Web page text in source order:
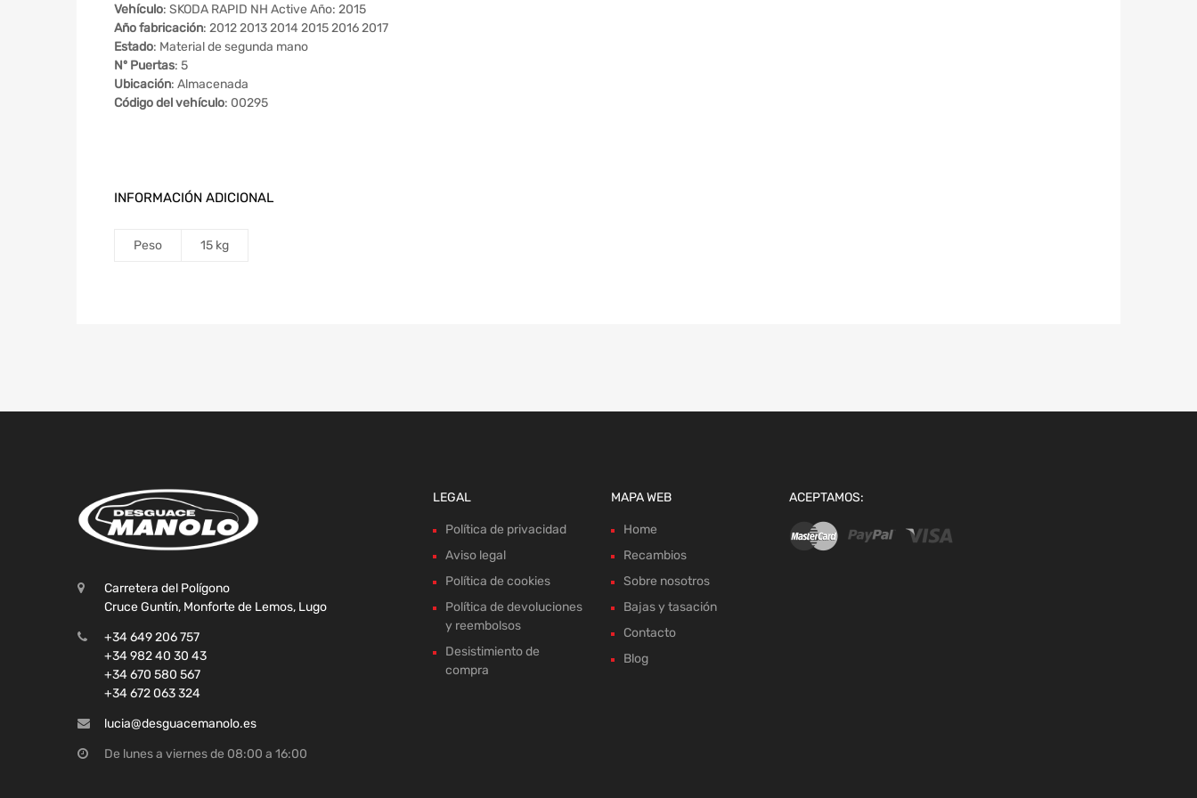
Vehículo: SKODA RAPID NH Active Año: 2015
Año fabricación: 2012 2013 2014 2015 2016 2017
Estado: Material de segunda mano
Nº Puertas: 5
Ubicación: Almacenada
Código del vehículo: 00295
INFORMACIÓN ADICIONAL
Peso 15 kg
Carretera del Polígono
Cruce Guntín, Monforte de Lemos, Lugo
+34 649 206 757
+34 982 40 30 43
+34 670 580 567
+34 672 063 324
lucia@desguacemanolo.es
De lunes a viernes de 08:00 a 16:00
LEGAL
Política de privacidad
Aviso legal
Política de cookies
Política de devoluciones
y reembolsos
Desistimiento de
compra
MAPA WEB
Home
Recambios
Sobre nosotros
Bajas y tasación
Contacto
Blog
ACEPTAMOS: